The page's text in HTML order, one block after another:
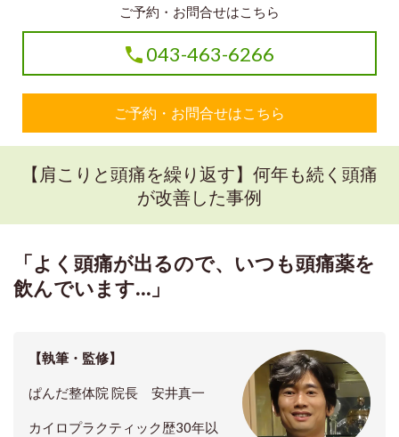
ご予約・お問合せはこちら
043-463-6266
ご予約・お問合せはこちら
【肩こりと頭痛を繰り返す】何年も続く頭痛
が改善した事例
「よく頭痛が出るので、いつも頭痛薬を
飲んでいます…」
【執筆・監修】
ぱんだ整体院 院長 安井真一
カイロプラクティック歴30年以